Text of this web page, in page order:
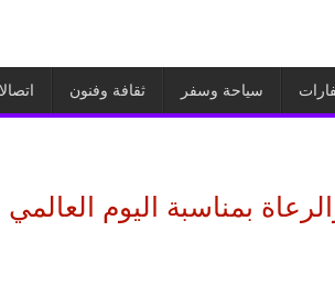
سياحة وسفر ثقافة وفنون
بمناسبة اليوم العالمي